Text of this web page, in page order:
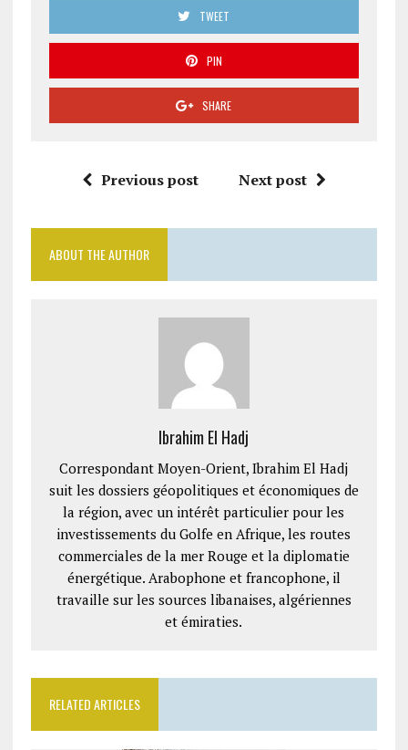
TWEET
PIN
SHARE
Previous post Next post
ABOUT THE AUTHOR
Ibrahim El Hadj
Correspondant Moyen-Orient, Ibrahim El Hadj
suit les dossiers géopolitiques et économiques de
la région, avec un intérêt particulier pour les
investissements du Golfe en Afrique, les routes
commerciales de la mer Rouge et la diplomatie
énergétique. Arabophone et francophone, il
travaille sur les sources libanaises, algériennes
et émiraties.
RELATED ARTICLES